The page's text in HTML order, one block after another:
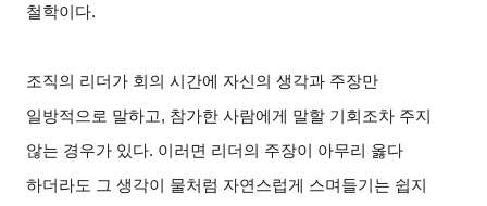
철학이다.
조직의 리더가 회의 시간에 자신의 생각과 주장만
일방적으로 말하고, 참가한 사람에게 말할 기회조차 주지
않는 경우가 있다. 이러면 리더의 주장이 아무리 옳다
하더라도 그 생각이 물처럼 자연스럽게 스며들기는 쉽지